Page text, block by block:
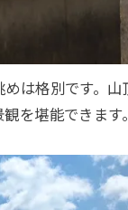
は格別です。
を堪能できます。